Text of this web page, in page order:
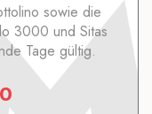
sowie die
3000 und Sitas
Tage gültig.